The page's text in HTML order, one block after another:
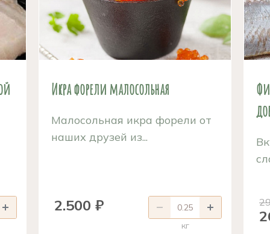
Икра форели малосольная
Малосольная икра форели от
наших друзей из...
2.500 ₽
кг